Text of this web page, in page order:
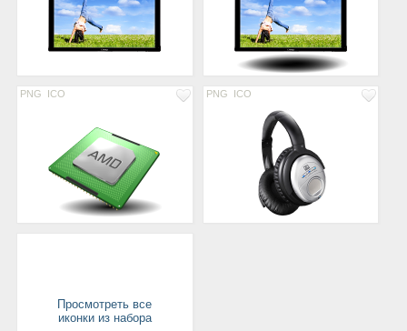
PNG ICO PNG ICO
Просмотреть все
иконки из набора